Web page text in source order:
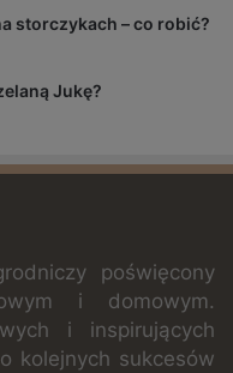
storczykach – co robić?
Jukę?
poświęcony
i domowym.
i inspirujących
kolejnych sukcesów